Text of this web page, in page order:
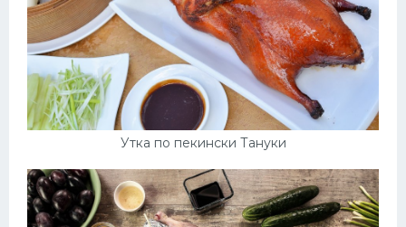
Утка по пекински Тануки
Напитки
Дизайн комнаты